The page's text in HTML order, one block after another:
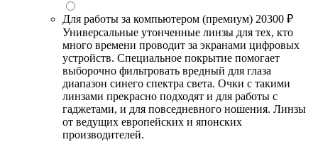
Для работы за компьютером (премиум) 20300 ₽
Универсальные утонченные линзы для тех, кто
много времени проводит за экранами цифровых
устройств. Специальное покрытие помогает
выборочно фильтровать вредный для глаза
диапазон синего спектра света. Очки с такими
линзами прекрасно подходят и для работы с
гаджетами, и для повседневного ношения. Линзы
от ведущих европейских и японских
производителей.